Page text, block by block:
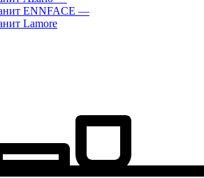
ENNFACE —
Lamore